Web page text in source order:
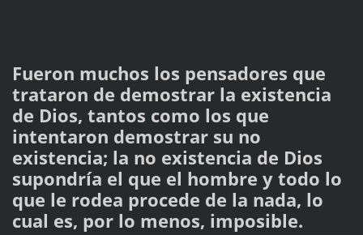
Fueron muchos los pensadores que
trataron de demostrar la existencia
de Dios, tantos como los que
intentaron demostrar su no
existencia; la no existencia de Dios
supondría el que el hombre y todo lo
que le rodea procede de la nada, lo
cual es, por lo menos, imposible.